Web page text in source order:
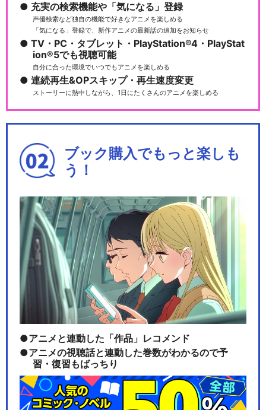
充実の検索機能や「気になる」登録
声優検索など独自の機能で好きなアニメを楽しめる
「気になる」登録で、新作アニメの最新話の追加をお知らせ
TV・PC・タブレット・PlayStation®4・PlayStat
ion®5でも視聴可能
自分に合った環境でいつでもアニメを楽しめる
連続再生&OPスキップ・再生速度変更
ストーリーに熱中しながら、1日にたくさんのアニメを楽しめる
ブック購入でもっと楽しも
う！
アニメと連動した「作品」レコメンド
アニメの視聴話と連動した巻数がわかるので予
習・復習もばっちり